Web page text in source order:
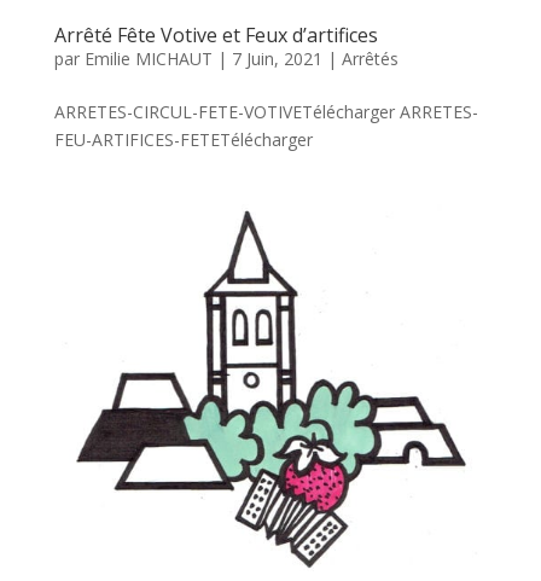
Arrêté Fête Votive et Feux d’artifices
par Emilie MICHAUT | 7 Juin, 2021 | Arrêtés
ARRETES-CIRCUL-FETE-VOTIVETélécharger ARRETES-
FEU-ARTIFICES-FETETélécharger